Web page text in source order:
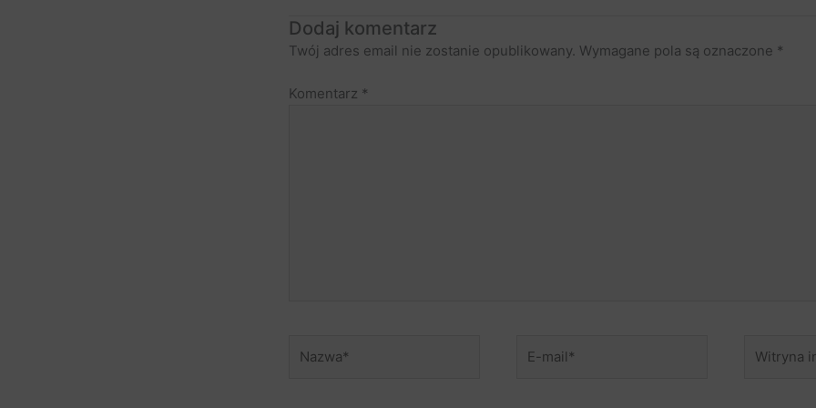
Dodaj komentarz
Twój adres email nie zostanie opublikowany. Wymagane pola są oznaczone *
Komentarz *
mail*